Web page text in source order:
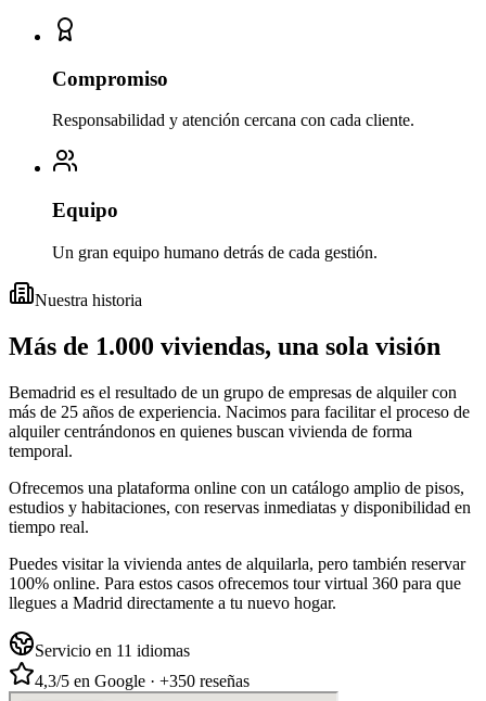
Compromiso
Responsabilidad y atención cercana con cada cliente.
Equipo
Un gran equipo humano detrás de cada gestión.
Nuestra historia
Más de 1.000 viviendas, una sola visión
Bemadrid es el resultado de un grupo de empresas de alquiler con
más de 25 años de experiencia. Nacimos para facilitar el proceso de
alquiler centrándonos en quienes buscan vivienda de forma
temporal.
Ofrecemos una plataforma online con un catálogo amplio de pisos,
estudios y habitaciones, con reservas inmediatas y disponibilidad en
tiempo real.
Puedes visitar la vivienda antes de alquilarla, pero también reservar
100% online. Para estos casos ofrecemos tour virtual 360 para que
llegues a Madrid directamente a tu nuevo hogar.
Servicio en 11 idiomas
4,3/5 en Google · +350 reseñas